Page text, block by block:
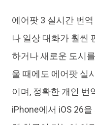
에어팟 3 실시간 번
나 일상 대화가 훨씬
하거나 새로운 도시
울 때에도 에어팟 실
이며, 정확한 개인 번
iPhone에서 iOS 26